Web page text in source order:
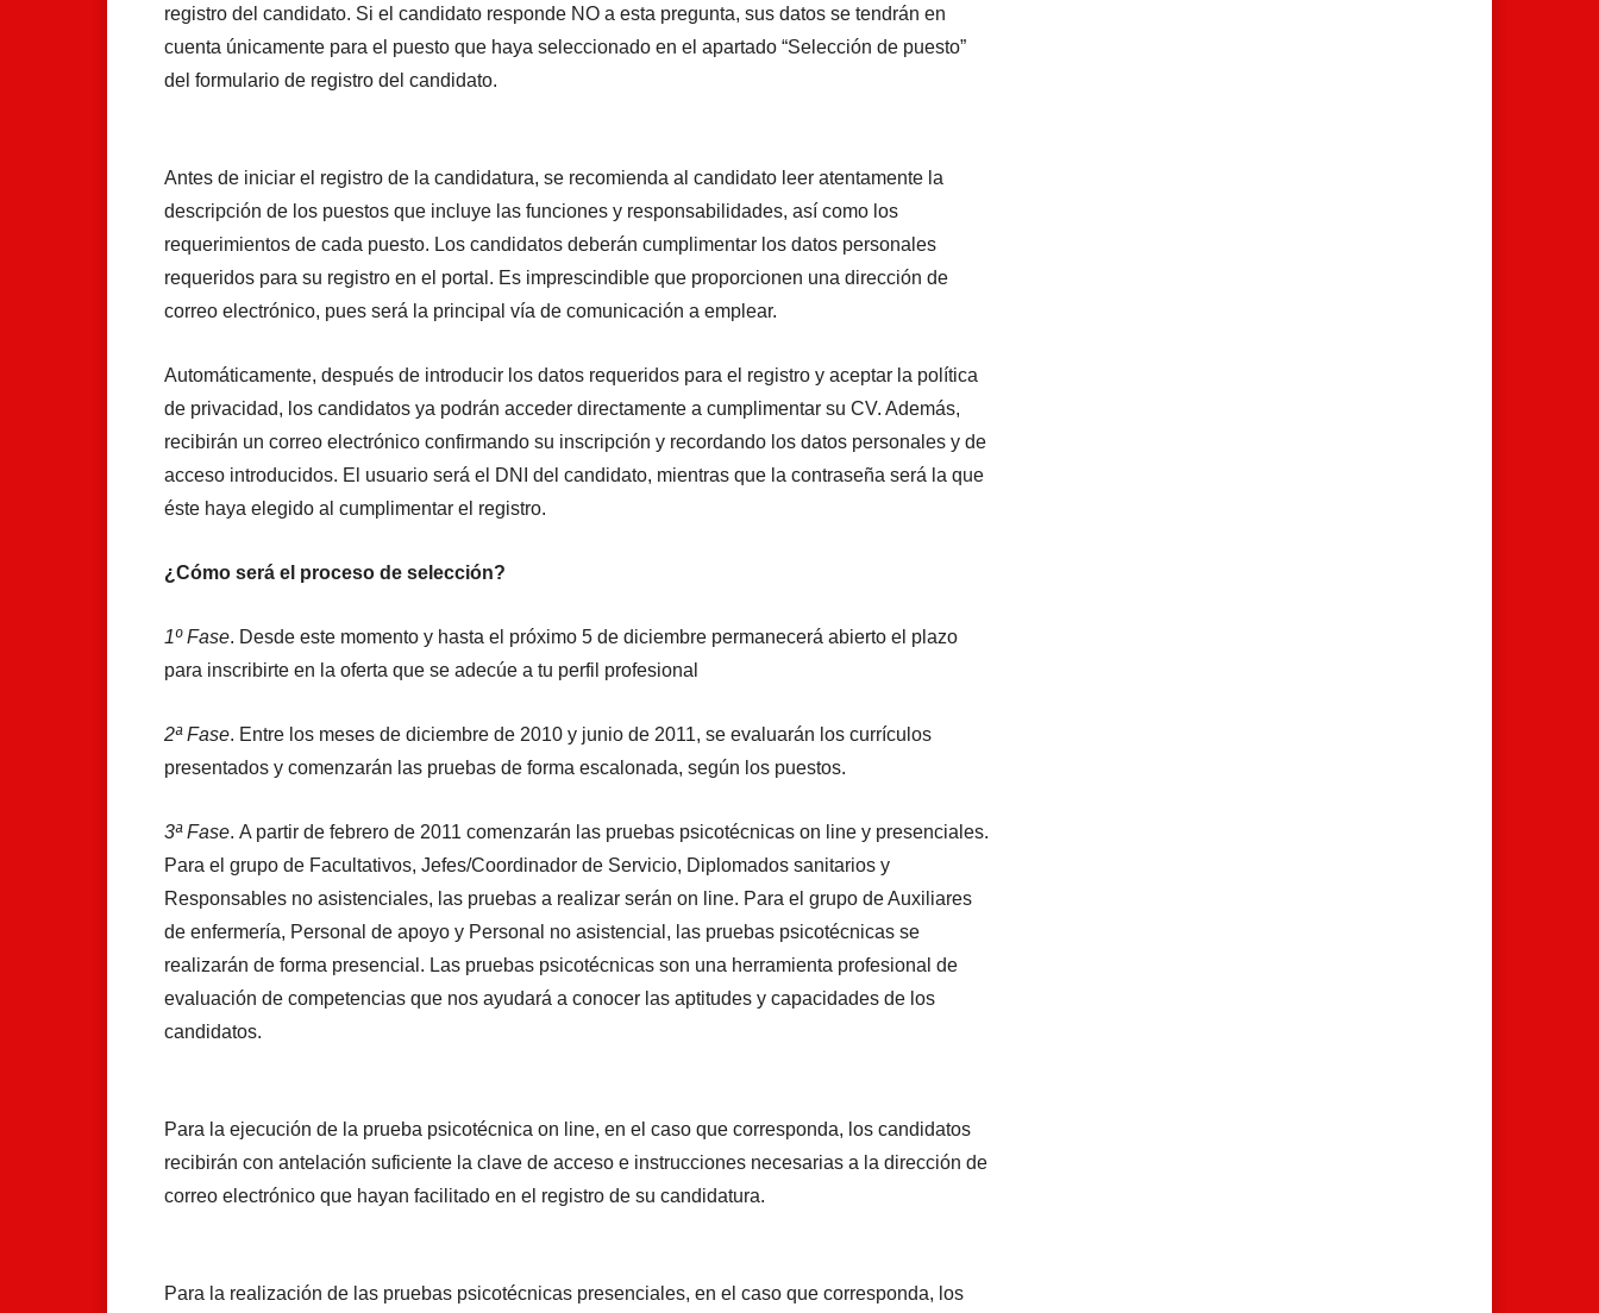
registro del candidato. Si el candidato responde NO a esta pregunta, sus datos se tendrán en
cuenta únicamente para el puesto que haya seleccionado en el apartado “Selección de puesto”
del formulario de registro del candidato.
Antes de iniciar el registro de la candidatura, se recomienda al candidato leer atentamente la
descripción de los puestos que incluye las funciones y responsabilidades, así como los
requerimientos de cada puesto. Los candidatos deberán cumplimentar los datos personales
requeridos para su registro en el portal. Es imprescindible que proporcionen una dirección de
correo electrónico, pues será la principal vía de comunicación a emplear.
Automáticamente, después de introducir los datos requeridos para el registro y aceptar la política
de privacidad, los candidatos ya podrán acceder directamente a cumplimentar su CV. Además,
recibirán un correo electrónico confirmando su inscripción y recordando los datos personales y de
acceso introducidos. El usuario será el DNI del candidato, mientras que la contraseña será la que
éste haya elegido al cumplimentar el registro.
¿Cómo será el proceso de selección?
1º Fase. Desde este momento y hasta el próximo 5 de diciembre permanecerá abierto el plazo
para inscribirte en la oferta que se adecúe a tu perfil profesional
2ª Fase. Entre los meses de diciembre de 2010 y junio de 2011, se evaluarán los currículos
presentados y comenzarán las pruebas de forma escalonada, según los puestos.
3ª Fase. A partir de febrero de 2011 comenzarán las pruebas psicotécnicas on line y presenciales.
Para el grupo de Facultativos, Jefes/Coordinador de Servicio, Diplomados sanitarios y
Responsables no asistenciales, las pruebas a realizar serán on line. Para el grupo de Auxiliares
de enfermería, Personal de apoyo y Personal no asistencial, las pruebas psicotécnicas se
realizarán de forma presencial. Las pruebas psicotécnicas son una herramienta profesional de
evaluación de competencias que nos ayudará a conocer las aptitudes y capacidades de los
candidatos.
Para la ejecución de la prueba psicotécnica on line, en el caso que corresponda, los candidatos
recibirán con antelación suficiente la clave de acceso e instrucciones necesarias a la dirección de
correo electrónico que hayan facilitado en el registro de su candidatura.
Para la realización de las pruebas psicotécnicas presenciales, en el caso que corresponda, los